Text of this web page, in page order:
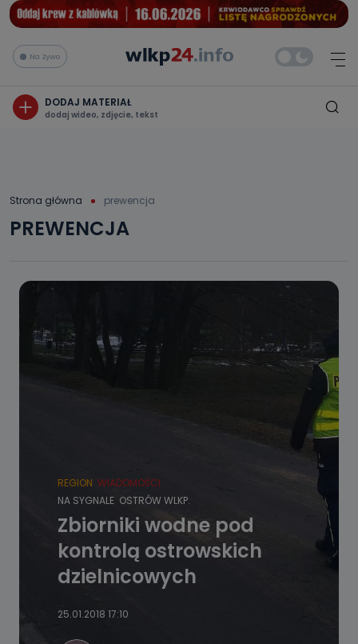
Na żywo
DODAJ MATERIAŁ
dodaj wideo, zdjęcie, tekst
Strona główna prewencja
PREWENCJA
REGION WIADOMOŚCI
NA SYGNALE OSTRÓW WLKP.
Zbiorniki wodne pod
kontrolą ostrowskich
dzielnicowych
25.01.2018 17:10